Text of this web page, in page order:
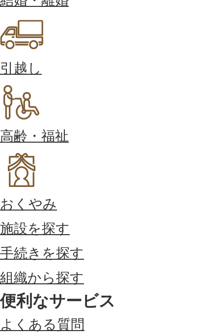
引越し
高齢・福祉
おくやみ
施設を探す
手続きを探す
組織から探す
便利なサービス
よくある質問